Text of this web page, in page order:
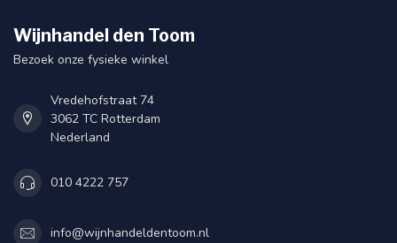
Wijnhandel den Toom
Bezoek onze fysieke winkel
Vredehofstraat 74
3062 TC Rotterdam
Nederland
010 4222 757
info@wijnhandeldentoom.nl